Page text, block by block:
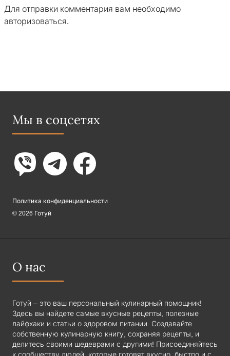
Для отправки комментария вам необходимо
авторизоваться.
Мы в соцсетях
Политика конфиденциальности
© 2026 Готуй
О нас
Готуй – это ваш персональный кулинарный помощник!
Здесь вы найдете самые вкусные рецепты, полезные
лайфхаки и статьи о здоровом питании. Создавайте
собственную кулинарную книгу, сохраняя рецепты, и
делитесь своими шедеврами с другими! Присоединяйтесь